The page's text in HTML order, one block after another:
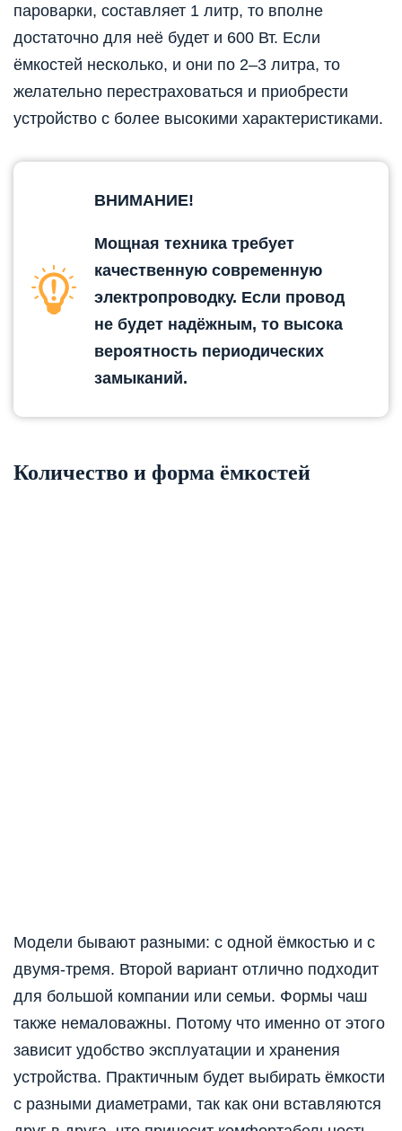
пароварки, составляет 1 литр, то вполне
достаточно для неё будет и 600 Вт. Если
ёмкостей несколько, и они по 2–3 литра, то
желательно перестраховаться и приобрести
устройство с более высокими характеристиками.
ВНИМАНИЕ!
Мощная техника требует
качественную современную
электропроводку. Если провод
не будет надёжным, то высока
вероятность периодических
замыканий.
Количество и форма ёмкостей
Модели бывают разными: с одной ёмкостью и с
двумя-тремя. Второй вариант отлично подходит
для большой компании или семьи. Формы чаш
также немаловажны. Потому что именно от этого
зависит удобство эксплуатации и хранения
устройства. Практичным будет выбирать ёмкости
с разными диаметрами, так как они вставляются